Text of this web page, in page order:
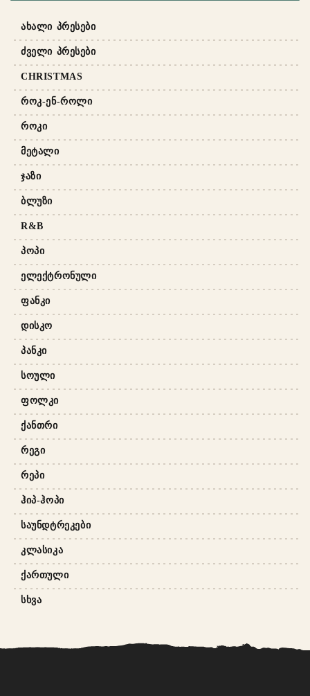
ᲐᲮᲐᲚᲘ ᲞᲠᲔᲡᲔᲑᲘ
ᲫᲕᲔᲚᲘ ᲞᲠᲔᲡᲔᲑᲘ
CHRISTMAS
ᲠᲝᲙ-ᲔᲜ-ᲠᲝᲚᲘ
ᲠᲝᲙᲘ
ᲛᲔᲢᲐᲚᲘ
ᲯᲐᲖᲘ
ᲑᲚᲣᲖᲘ
R&B
ᲞᲝᲞᲘ
ᲔᲚᲔᲥᲢᲠᲝᲜᲣᲚᲘ
ᲤᲐᲜᲙᲘ
ᲓᲘᲡᲙᲝ
ᲞᲐᲜᲙᲘ
ᲡᲝᲣᲚᲘ
ᲤᲝᲚᲙᲘ
ᲥᲐᲜᲗᲠᲘ
ᲠᲔᲒᲘ
ᲠᲔᲞᲘ
ᲰᲘᲞ-ᲰᲝᲞᲘ
ᲡᲐᲣᲜᲓᲢᲠᲔᲙᲔᲑᲘ
ᲙᲚᲐᲡᲘᲙᲐ
ᲥᲐᲠᲗᲣᲚᲘ
ᲡᲮᲕᲐ